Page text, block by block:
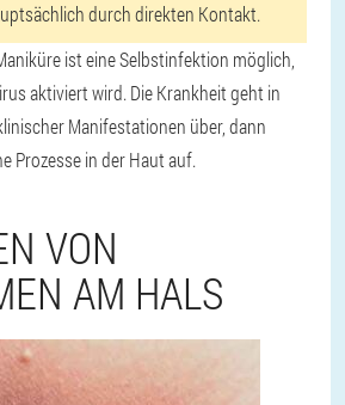
durch direkten Kontakt.
ist eine Selbstinfektion möglich,
aktiviert wird. Die Krankheit geht in
Manifestationen über, dann
Prozesse in der Haut auf.
VON
AM HALS